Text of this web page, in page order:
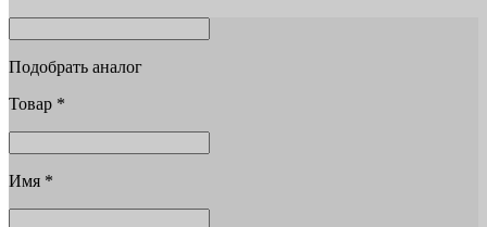
Подобрать аналог
Товар *
Имя *